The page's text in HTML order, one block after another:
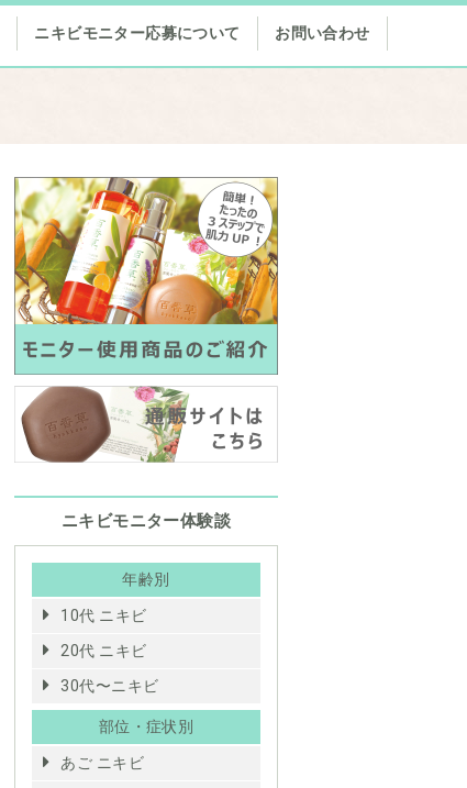
ニキビモニター応募について お問い合わせ
ニキビモニター体験談
年齢別
10代 ニキビ
20代 ニキビ
30代〜ニキビ
部位・症状別
あご ニキビ